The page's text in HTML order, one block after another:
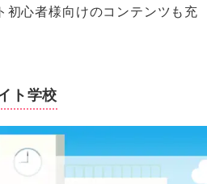
初心者様向けのコンテンツも充
ト学校